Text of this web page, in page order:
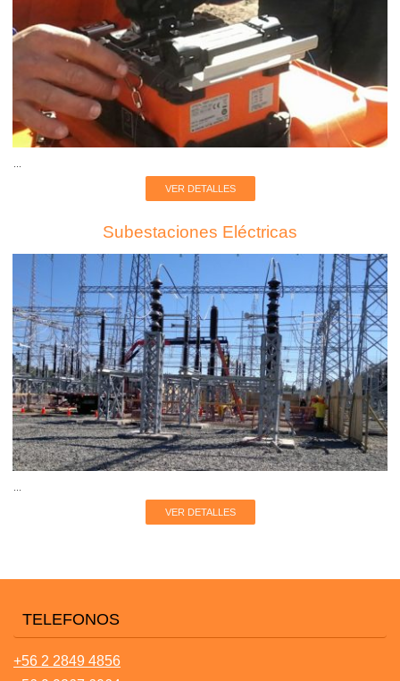
VER DETALLES
Subestaciones Eléctricas
VER DETALLES
TELEFONOS
+56 2 2849 4856